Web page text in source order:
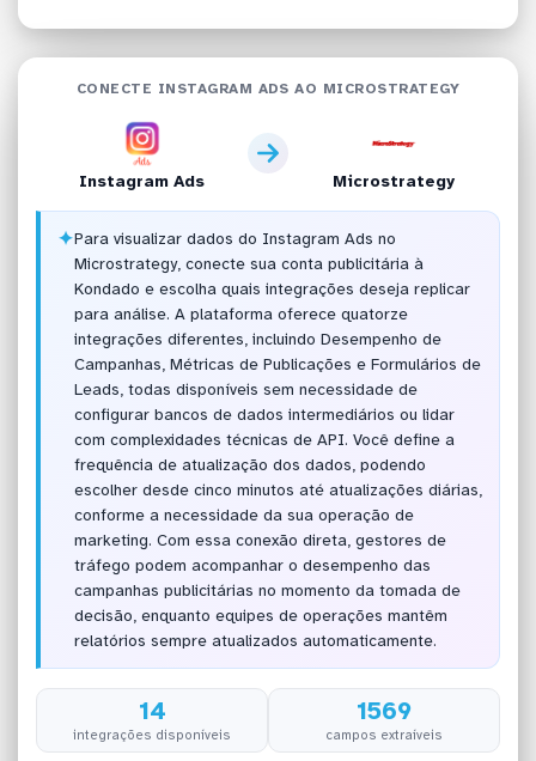
CONECTE INSTAGRAM ADS AO MICROSTRATEGY
Instagram Ads Microstrategy
✦Para visualizar dados do Instagram Ads no
Microstrategy, conecte sua conta publicitária à
Kondado e escolha quais integrações deseja replicar
para análise. A plataforma oferece quatorze
integrações diferentes, incluindo Desempenho de
Campanhas, Métricas de Publicações e Formulários de
Leads, todas disponíveis sem necessidade de
configurar bancos de dados intermediários ou lidar
com complexidades técnicas de API. Você define a
frequência de atualização dos dados, podendo
escolher desde cinco minutos até atualizações diárias,
conforme a necessidade da sua operação de
marketing. Com essa conexão direta, gestores de
tráfego podem acompanhar o desempenho das
campanhas publicitárias no momento da tomada de
decisão, enquanto equipes de operações mantêm
relatórios sempre atualizados automaticamente.
14
integrações disponíveis
1569
campos extraíveis